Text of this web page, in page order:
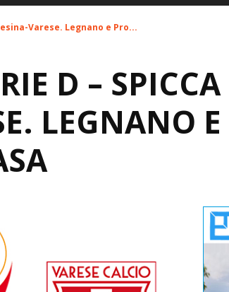
Varese. Legnano e Pro...
D –
LEGNANO